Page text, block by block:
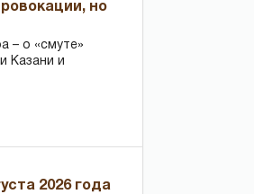
но
– о «смуте»
Казани и
2026 года